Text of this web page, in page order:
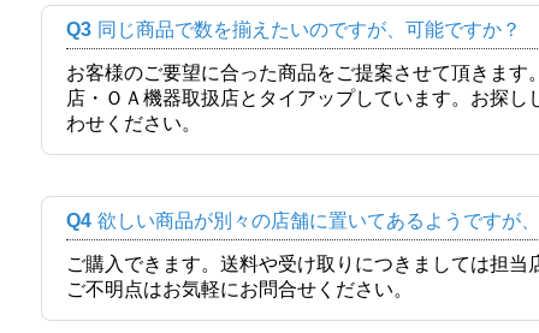
Q3 同じ商品で数を揃えたいのですが、可能ですか？
お客様のご要望に合った商品をご提案させて頂きま
店・ＯＡ機器取扱店とタイアップしています。お探
わせください。
Q4 欲しい商品が別々の店舗に置いてあるようですが
ご購入できます。送料や受け取りにつきましては担
ご不明点はお気軽にお問合せください。